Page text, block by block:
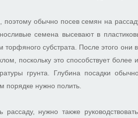
обычно посев семян на
семена высевают в
субстрата. После этого они
поскольку это способствует более
грунта. Глубина посадки
порядке нужно полить.
нужно также